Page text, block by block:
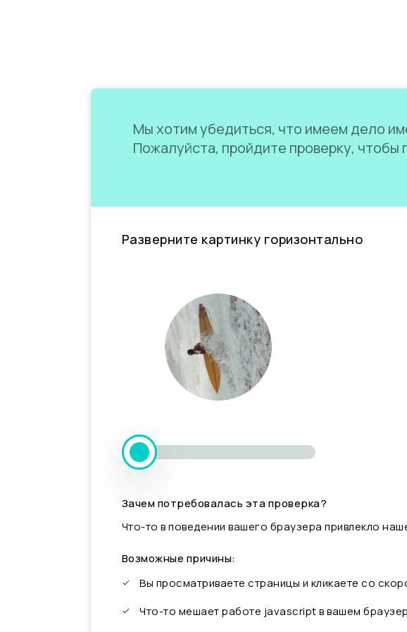
Мы хотим убедиться, что имеем дело
Пожалуйста, пройдите проверку, чтобы
Разверните картинку горизонтально
Зачем потребовалась эта проверка?
Что-то в поведении вашего браузера привлекло
Возможные причины:
Вы просматриваете страницы и кликаете со
Что-то мешает работе javascript в вашем